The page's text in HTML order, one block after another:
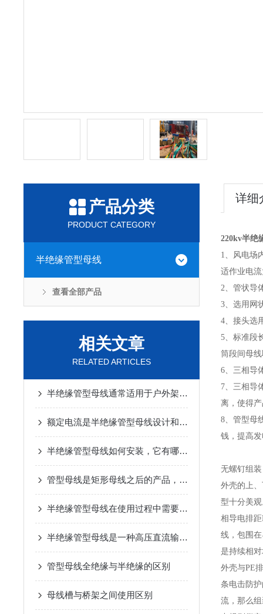
产品分类
PRODUCT CATEGORY
半绝缘管型母线
查看全部产品
相关文章
RELATED ARTICLES
半绝缘管型母线通常适用于户外架空进线等场合
额定电流是半绝缘管型母线设计和选型的关键因素之一
半绝缘管型母线如何安装，它有哪些优势
管型母线是矩形母线之后的产品，它应用广泛优势明显
半绝缘管型母线在使用过程中需要采取一定的保护措施
半绝缘管型母线是一种高压直流输电系统中广泛应用的电气设备
管型母线全绝缘与半绝缘的区别
母线槽与桥架之间使用区别
详细
220kv半绝
1、风电场
适作业电
2、管状导
3、选用网
4、接头选
5、标准段
筒段间母
6、三相导
7、三相导
离，使得
8、管型母
钱，提高
无螺钉组装
外壳的上
型十分美
相导电排
线，包围
是持续相
外壳与PE
条电击防
流，那么